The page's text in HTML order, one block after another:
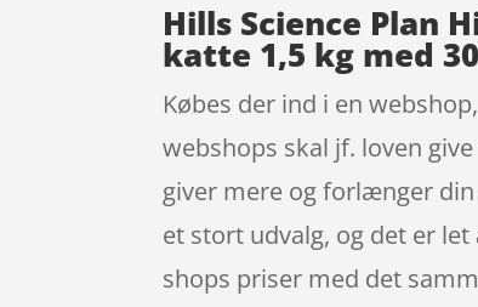
Hills Science Plan
katte 1,5 kg med
Købes der ind i en
webshops skal jf. loven
giver mere og forlænger
et stort udvalg, og det er
shops priser med det